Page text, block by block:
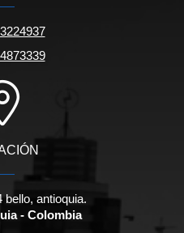
bello, antioquia.
- Colombia